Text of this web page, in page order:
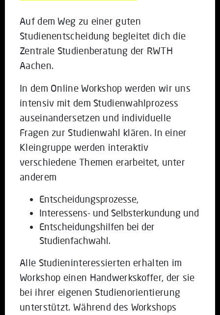
Auf dem Weg zu einer guten
Studienentscheidung begleitet dich die
Zentrale Studienberatung der RWTH
Aachen.
In dem Online Workshop werden wir uns
intensiv mit dem Studienwahlprozess
auseinandersetzen und individuelle
Fragen zur Studienwahl klären. In einer
Kleingruppe werden interaktiv
verschiedene Themen erarbeitet, unter
anderem
Entscheidungsprozesse,
Interessens- und Selbsterkundung und
Entscheidungshilfen bei der
Studienfachwahl.
Alle Studieninteressierten erhalten im
Workshop einen Handwerkskoffer, der sie
bei ihrer eigenen Studienorientierung
unterstützt. Während des Workshops